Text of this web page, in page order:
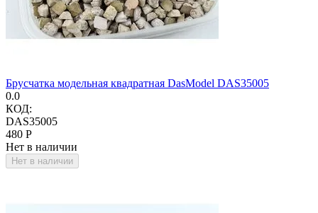
Брусчатка модельная квадратная DasModel DAS35005
0.0
КОД:
DAS35005
‍480‍ Р
Нет в наличии
Нет в наличии